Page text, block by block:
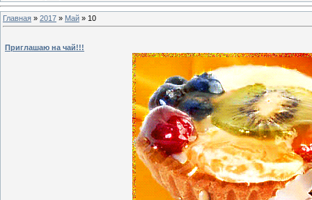
Главная » 2017 » Май » 10
Приглашаю на чай!!!